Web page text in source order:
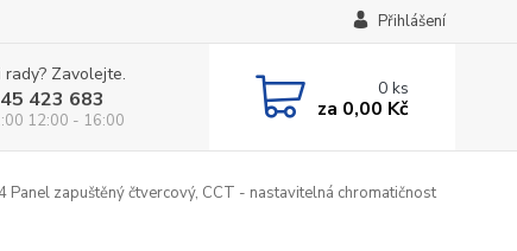
Přihlášení
Zavolejte.
423 683
12:00 - 16:00
0ks
za 0,00 Kč
zapuštěný čtvercový, CCT - nastavitelná chromatičnost